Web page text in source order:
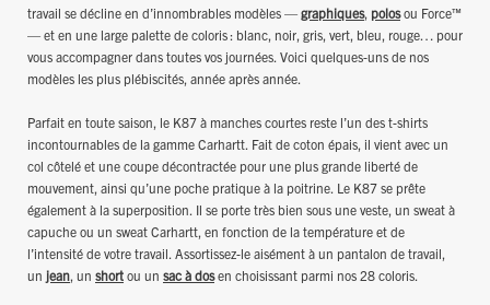
travail se décline en d’innombrables modèles — graphiques, polosou Force™
— et en une large palette de coloris : blanc, noir, gris, vert, bleu, rouge… pour
vous accompagner dans toutes vos journées. Voici quelques-uns de nos
modèles les plus plébiscités, année après année.
Parfait en toute saison, le K87 à manches courtes reste l’un des t-shirts
incontournables de la gamme Carhartt. Fait de coton épais, il vient avec un
col côtelé et une coupe décontractée pour une plus grande liberté de
mouvement, ainsi qu’une poche pratique à la poitrine. Le K87 se prête
également à la superposition. Il se porte très bien sous une veste, un sweat à
capuche ou un sweat Carhartt, en fonction de la température et de
l’intensité de votre travail. Assortissez-le aisément à un pantalon de travail,
un jean , un short ou un sac à dosen choisissant parmi nos 28 coloris.